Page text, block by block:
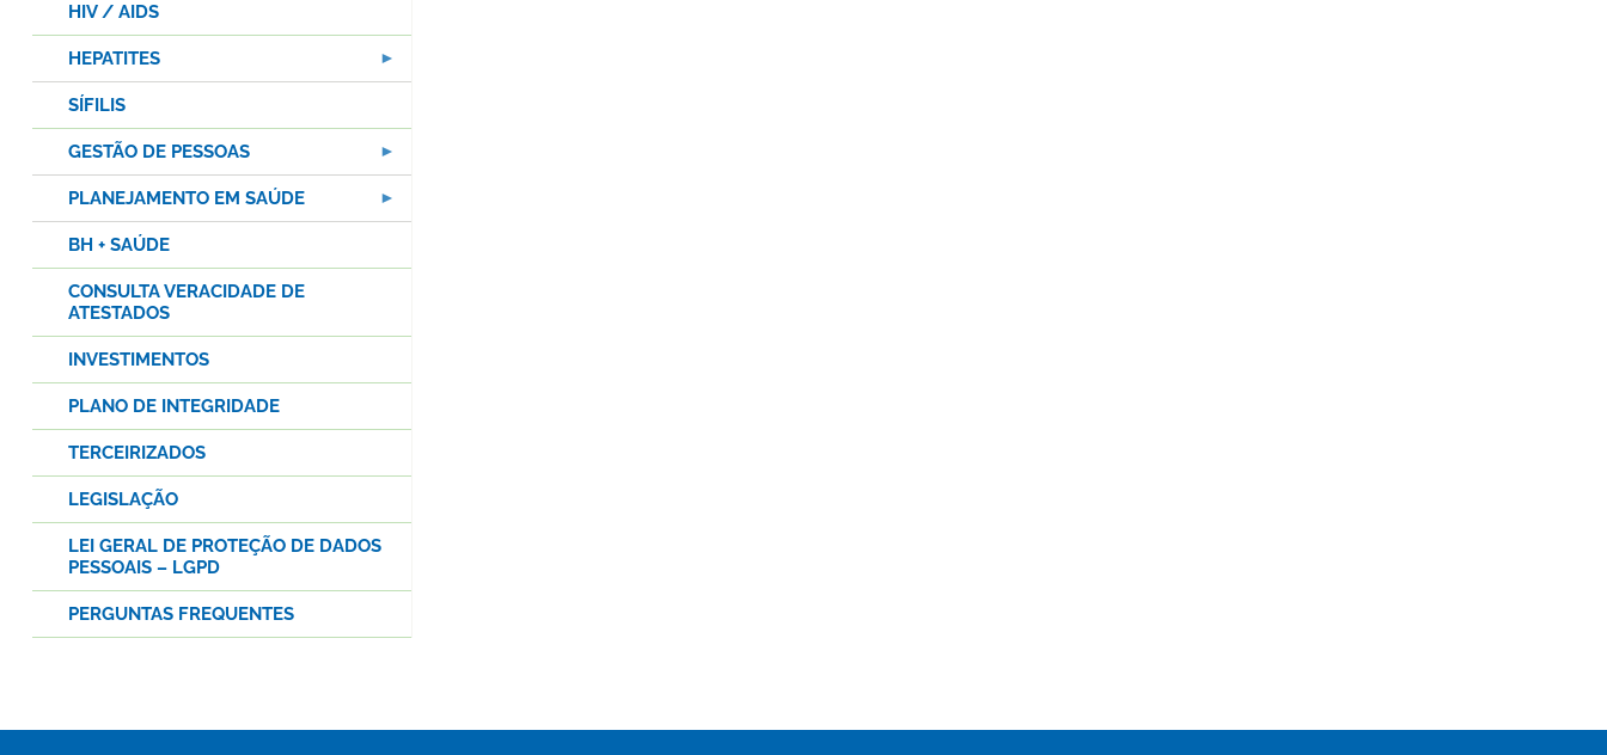
HIV / AIDS
HEPATITES
SÍFILIS
GESTÃO DE PESSOAS
PLANEJAMENTO EM SAÚDE
BH + SAÚDE
CONSULTA VERACIDADE DE
ATESTADOS
INVESTIMENTOS
PLANO DE INTEGRIDADE
TERCEIRIZADOS
LEGISLAÇÃO
LEI GERAL DE PROTEÇÃO DE DADOS
PESSOAIS – LGPD
PERGUNTAS FREQUENTES